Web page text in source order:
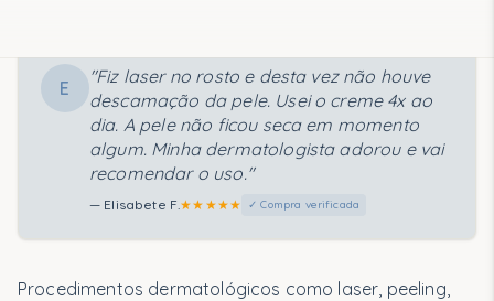
Rotinas
Rotina Essencial
Ressecamento Intenso
Vermelhidão e Sensibilidade
Ciência
E
"Fiz laser no rosto e desta vez não houve
descamação da pele. Usei o creme 4x ao
dia. A pele não ficou seca em momento
algum. Minha dermatologista adorou e vai
recomendar o uso."
— Elisabete F.★★★★★ ✓ Compra verificada
Procedimentos dermatológicos como laser, peeling,